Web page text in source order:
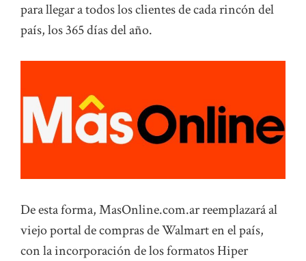
para llegar a todos los clientes de cada rincón del
país, los 365 días del año.
De esta forma, MasOnline.com.ar reemplazará al
viejo portal de compras de Walmart en el país,
con la incorporación de los formatos Hiper